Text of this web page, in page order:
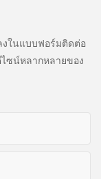
งในแบบฟอร์มติดต่อ
ไซน์หลากหลายของ